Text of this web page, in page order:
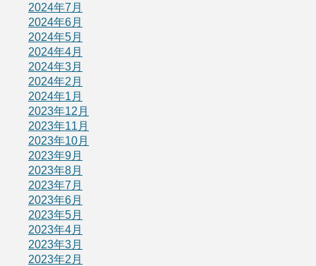
2024年7月
2024年6月
2024年5月
2024年4月
2024年3月
2024年2月
2024年1月
2023年12月
2023年11月
2023年10月
2023年9月
2023年8月
2023年7月
2023年6月
2023年5月
2023年4月
2023年3月
2023年2月